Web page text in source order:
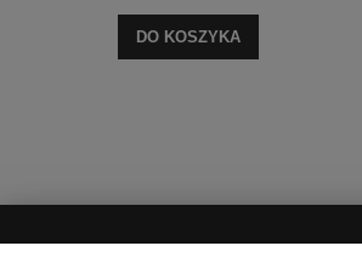
DO KOSZYKA